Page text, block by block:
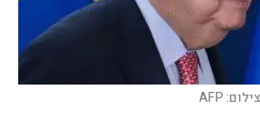
צילום:AFP